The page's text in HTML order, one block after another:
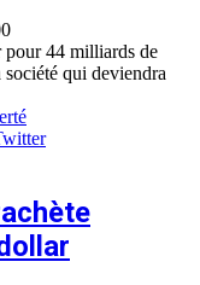
44 milliards de
qui deviendra